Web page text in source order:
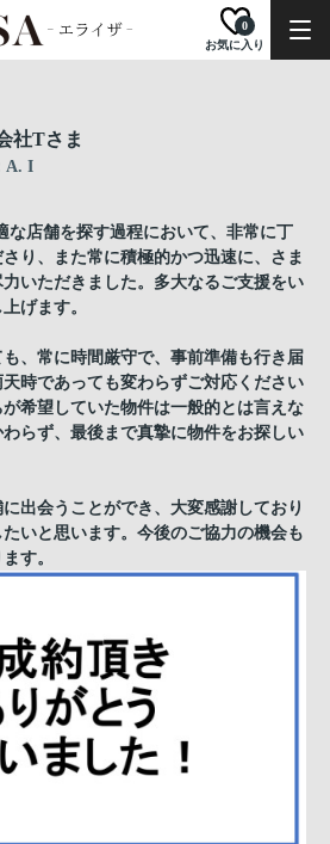
お気に入り
0
社Tさま
A. I
な店舗を探す過程において、非常に丁
り、また常に積極的かつ迅速に、さま
いただきました。多大なるご支援をい
げます。
、常に時間厳守で、事前準備も行き届
時であっても変わらずご対応ください
希望していた物件は一般的とは言えな
らず、最後まで真摯に物件をお探しい
出会うことができ、大変感謝しており
いと思います。今後のご協力の機会も
す。